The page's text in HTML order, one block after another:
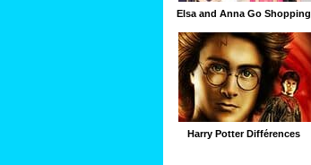
Elsa and Anna Go Shopping
Harry Potter Différences